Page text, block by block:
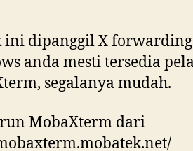
ini dipanggil X
anda mesti tersedia
segalanya mudah.
MobaXterm dari